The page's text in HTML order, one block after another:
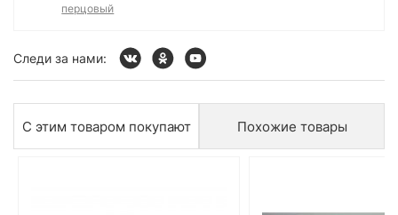
перцовый
Следи за нами:
С этим товаром покупают Похожие товары